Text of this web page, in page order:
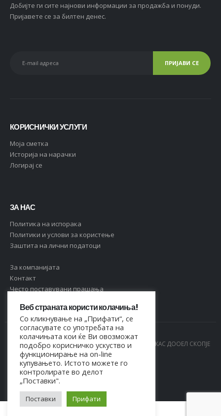
Добијте ги сите најнови информации за продажба и понуди.
Пријавете се за билтен денес.
КОРИСНИЧКИ УСЛУГИ
Moja сметка
Историја на нарачки
Логирај се
ЗА НАС
Политика на испорака
Политики и услови за користење
Заштита на лични податоци
За компанијата
Контакт
Често поставувани прашања
© Copyright 2021. Сите права се задржани од МАРКАС ДООЕЛ СКОПЈЕ
- 4044021518150
Веб страната користи колачиња!
Со кликнување на „Прифати“, се
согласувате со употребата на
колачињата кои ќе Ви овозможат
подобро корисничко ускуство и
функционирање на on-line
купувањето. Истото можете го
контролирате во делот
„Поставки".
Поставки Прифати